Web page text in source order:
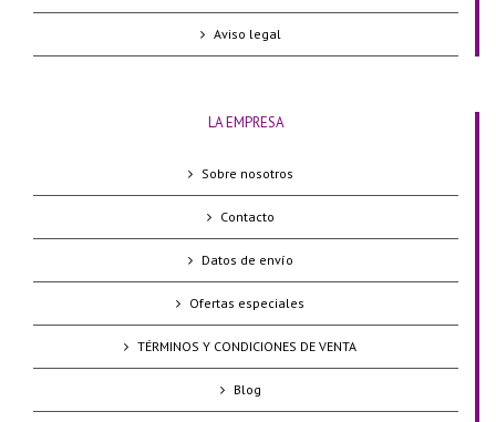
Aviso legal
LA EMPRESA
Sobre nosotros
Contacto
Datos de envío
Ofertas especiales
TÉRMINOS Y CONDICIONES DE VENTA
Blog